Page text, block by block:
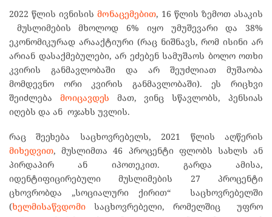
2022 წლის ივნისის მონაცემებით, 16 წლის ზემოთ ასაკის
მუსლიმების მხოლოდ 6% იყო უმუშევარი და 38%
ეკონომიკურად არააქტიური (რაც ნიშნავს, რომ ისინი არ
არიან დასაქმებულები, არ ეძებენ სამუშაოს ბოლო ოთხი
კვირის განმავლობაში და არ შეუძლიათ მუშაობა
მომდევნო ორი კვირის განმავლობაში). ეს რიცხვი
შეიძლება მოიცავდეს მათ, ვინც სწავლობს, პენსიას
იღებს და ან ოჯახს უვლის.
რაც შეეხება საცხოვრებელს, 2021 წლის აღწერის
მიხედვით, მუსლიმთა 46 პროცენტი ფლობს სახლს ან
პირდაპირ ან იპოთეკით. გარდა ამისა,
იდენტიფიცირებული მუსლიმების 27 პროცენტი
ცხოვრობდა „სოციალური ქირით“ საცხოვრებელში
(ხელმისაწვდომი საცხოვრებელი, რომელშიც უფრო